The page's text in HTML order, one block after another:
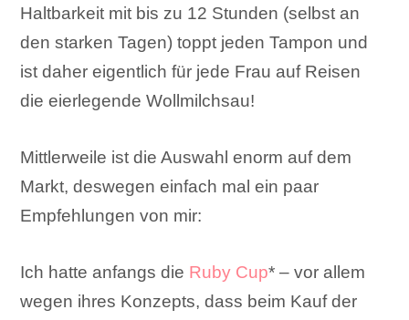
Haltbarkeit mit bis zu 12 Stunden (selbst an
den starken Tagen) toppt jeden Tampon und
ist daher eigentlich für jede Frau auf Reisen
die eierlegende Wollmilchsau!
Mittlerweile ist die Auswahl enorm auf dem
Markt, deswegen einfach mal ein paar
Empfehlungen von mir:
Ich hatte anfangs die Ruby Cup* – vor allem
wegen ihres Konzepts, dass beim Kauf der